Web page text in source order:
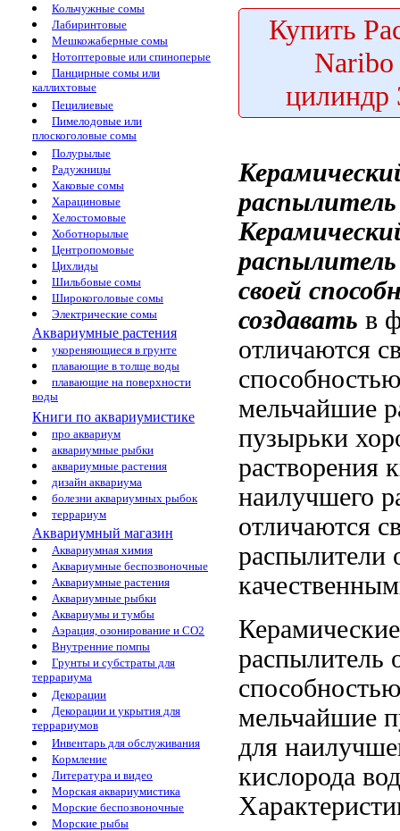
Кольчужные сомы
Лабиринтовые
Мешкожаберные сомы
Нотоптеровые или спиноперые
Панцирные сомы или
каллихтовые
Пецилиевые
Пимелодовые или
плоскоголовые сомы
Полурылые
Радужницы
Хаковые сомы
Харациновые
Хелостомовые
Хоботнорылые
Центропомовые
Цихлиды
Шильбовые сомы
Широкоголовые сомы
Электрические сомы
Аквариумные растения
укореняющиеся в грунте
плавающие в толще воды
плавающие на поверхности
воды
Книги по аквариумистике
про аквариум
аквариумные рыбки
аквариумные растения
дизайн аквариума
болезни аквариумных рыбок
террариум
Аквариумный магазин
Аквариумная химия
Аквариумные беспозвоночные
Аквариумные растения
Аквариумные рыбки
Аквариумы и тумбы
Аэрация, озонирование и CO2
Внутренние помпы
Грунты и субстраты для
террариума
Декорации
Декорации и укрытия для
террариумов
Инвентарь для обслуживания
Кормление
Литература и видео
Морская аквариумистика
Морские беспозвоночные
Морские рыбы
Купить
цилиндр
распылитель
своей
создавать в
отличаются
способностью
мельчайшие
пузырьки
растворения
наилучшего
отличаются
распылители
распылитель
мельчайшие
для
кислорода